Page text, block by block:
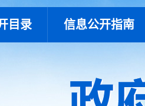
目录 信息公开指南